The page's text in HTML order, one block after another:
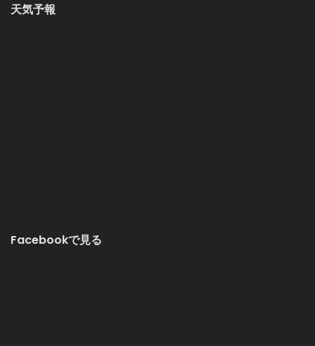
天気予報
Facebookで見る